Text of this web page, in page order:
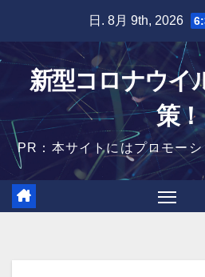
content
日. 8月 9th, 2026
新型コロナウイ
策！
PR：本サイトにはプロモー